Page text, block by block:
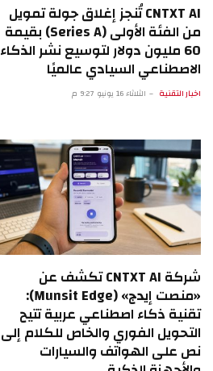
CNTXT AI تُنجز إغلاق جولة تمويل
من الفئة الأولى (Series A) بقيمة
60 مليون دولار لتوسيع نشر الذكاء
الاصطناعي السيادي عالميًا
اخبار التقنية الثلاثاء 16 يونيو 9:27 م
شركة CNTXT AI تكشف عن
«منصت إيدج» (Munsit Edge):
تقنية ذكاء اصطناعي عربية تتيح
التحويل الفوري والخاص للكلام إلى
نص على الهواتف والسيارات